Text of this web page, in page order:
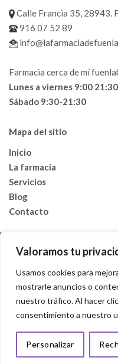
Valoramos tu
Usamos cookies para
mostrarle anuncios o
nuestro tráfico. Al hacer
consentimiento a nuestro
Personalizar
Calle Francia 35, 28943.
916 07 52 89
Farmacia cerca de mí
Lunes a viernes 9:00 21:30
Sábado 9:30-21:30
Mapa del sitio
Inicio
La farmacia
Servicios
Blog
Contacto
Copyright 2026 ©